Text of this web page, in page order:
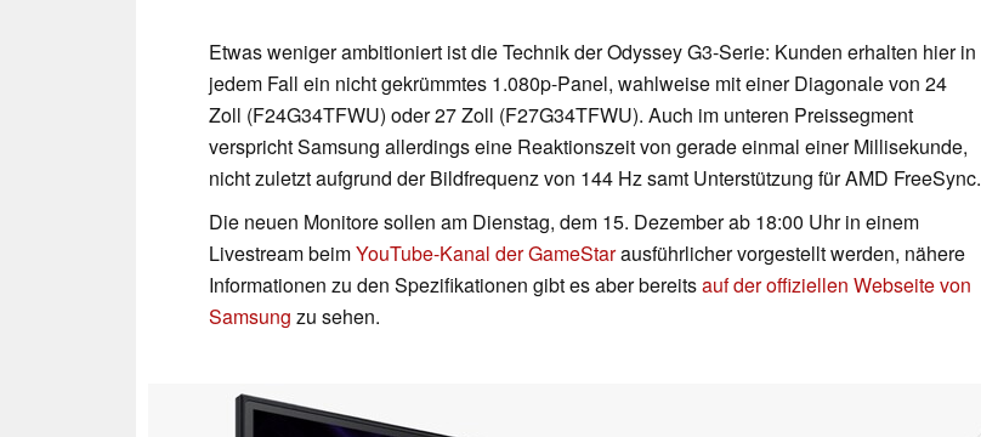
Etwas weniger ambitioniert ist die Technik der Odyssey G3-Serie: Kunden erhalten hier in
jedem Fall ein nicht gekrümmtes 1.080p-Panel, wahlweise mit einer Diagonale von 24
Zoll (F24G34TFWU) oder 27 Zoll (F27G34TFWU). Auch im unteren Preissegment
verspricht Samsung allerdings eine Reaktionszeit von gerade einmal einer Millisekunde,
nicht zuletzt aufgrund der Bildfrequenz von 144 Hz samt Unterstützung für AMD FreeSync.
Die neuen Monitore sollen am Dienstag, dem 15. Dezember ab 18:00 Uhr in einem
Livestream beimYouTube-Kanal der GameStarausführlicher vorgestellt werden, nähere
Informationen zu den Spezifikationen gibt es aber bereitsauf der offiziellen Webseite von
Samsung zu sehen.